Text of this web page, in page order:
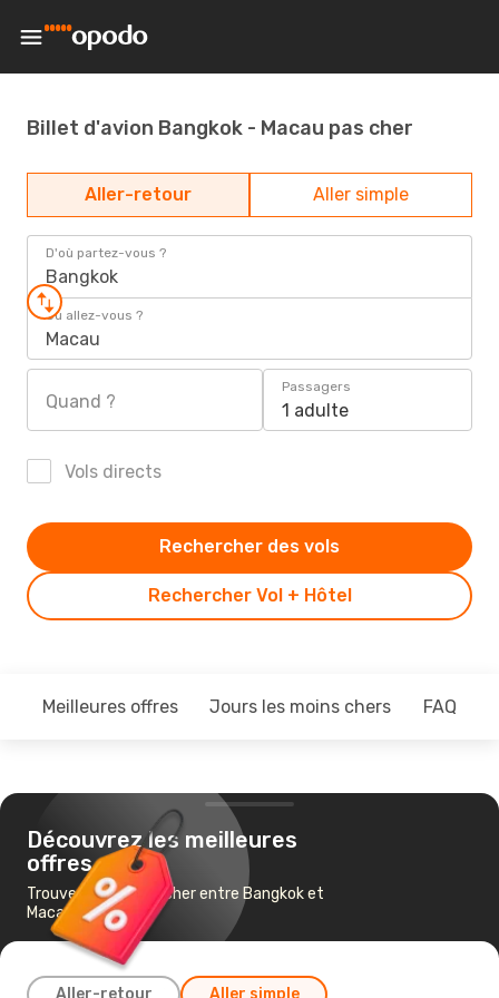
Billet d'avion Bangkok - Macau pas cher
Aller-retour Aller simple
D'où partez-vous ?
Bangkok
Où allez-vous ?
Macau
Quand ?
Passagers
1 adulte
Vols directs
Rechercher Vol + Hôtel
Rechercher des vols
Meilleures offres Jours les moins chers FAQ
Découvrez les meilleures
offres
Trouvez un vol pas cher entre Bangkok et
Macau
Aller-retour Aller simple